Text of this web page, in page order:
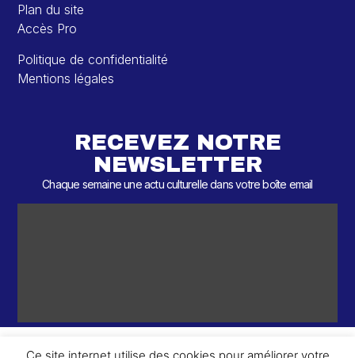
Plan du site
Accès Pro
Politique de confidentialité
Mentions légales
RECEVEZ NOTRE
NEWSLETTER
Chaque semaine une actu culturelle dans votre boîte email